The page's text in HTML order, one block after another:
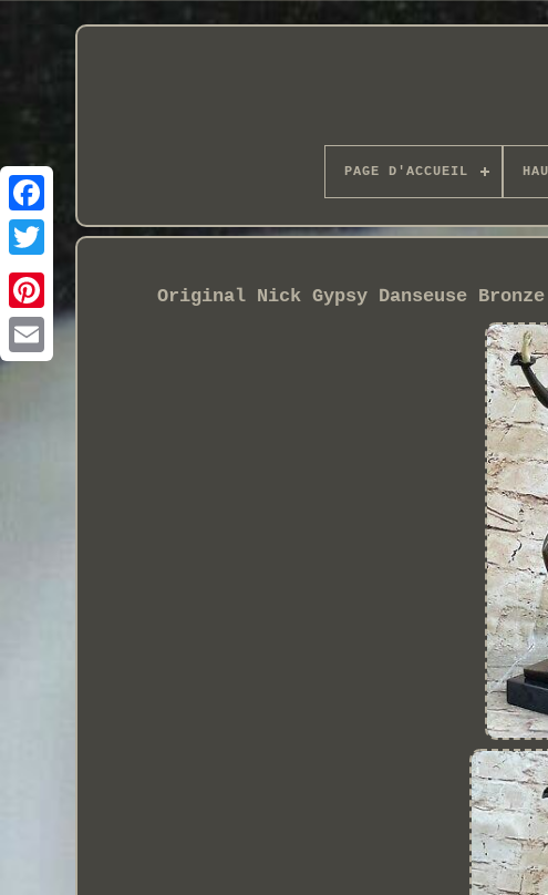
PAGE D'ACCUEIL
Original Nick Gypsy Danseuse